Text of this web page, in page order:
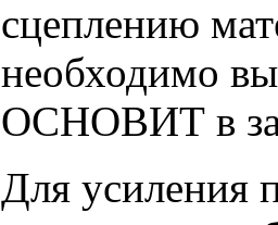
сцеплению
необходимо
ОСНОВИТ в
Для усиления